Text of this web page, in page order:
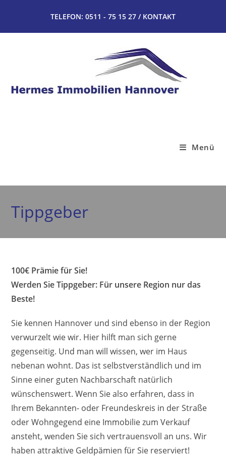
springen
TELEFON: 0511 - 75 15 27 / KONTAKT
Menü
Tippgeber
100€ Prämie für Sie!
Werden Sie Tippgeber: Für unsere Region nur das
Beste!
Sie kennen Hannover und sind ebenso in der Region
verwurzelt wie wir. Hier hilft man sich gerne
gegenseitig. Und man will wissen, wer im Haus
nebenan wohnt. Das ist selbstverständlich und im
Sinne einer guten Nachbarschaft natürlich
wünschenswert. Wenn Sie also erfahren, dass in
Ihrem Bekannten- oder Freundeskreis in der Straße
oder Wohngegend eine Immobilie zum Verkauf
ansteht, wenden Sie sich vertrauensvoll an uns. Wir
haben attraktive Geldpämien für Sie reserviert!